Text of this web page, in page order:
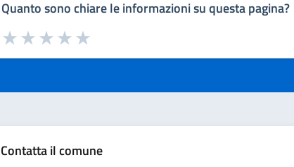
Quanto sono chiare le informazioni su questa pagina?
Valuta da 1 a 5 stelle la pagina
Valuta 5 stelle su 5
Valuta 4 stelle su 5
Valuta 3 stelle su 5
Valuta 2 stelle su 5
Valuta 1 stelle su 5
Contatta il comune